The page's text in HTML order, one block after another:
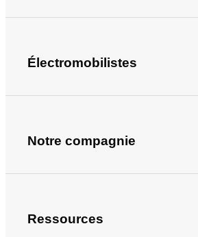
Électromobilistes
Notre compagnie
Ressources